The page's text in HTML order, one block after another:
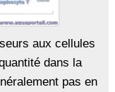
aux cellules
dans la
pas en